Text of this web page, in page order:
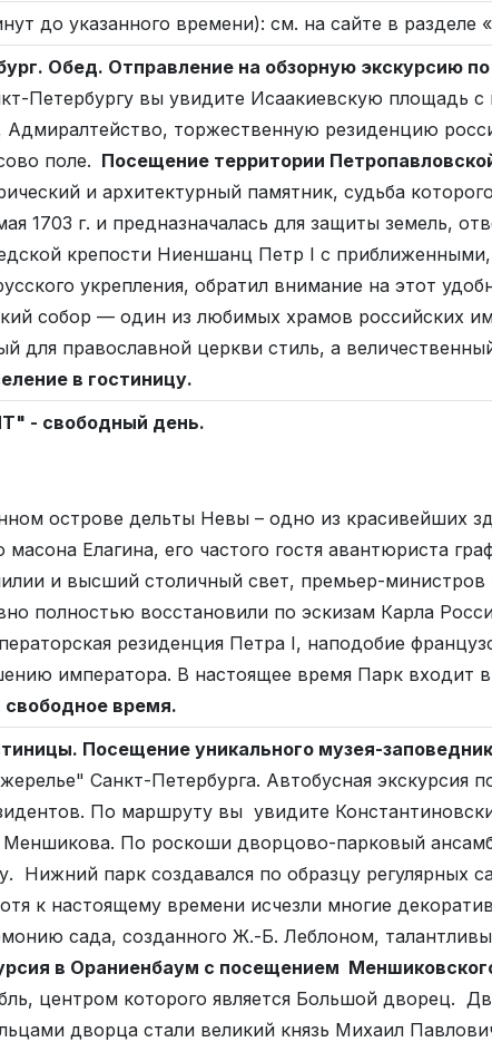
до указанного времени): см. на сайте в разделе
Обед. Отправление на обзорную экскурсию
Петербургу вы увидите Исаакиевскую площадь
торжественную резиденцию
поле. Посещение территории
и архитектурный памятник, судьба
1703 г. и предназначалась для защиты земель,
крепости Ниеншанц Петр I с
укрепления, обратил внимание на этот
собор — один из любимых храмов российских
для православной церкви стиль, а
в гостиницу.
- свободный день.
острове дельты Невы – одно из красивейших
Елагина, его частого гостя авантюриста
и высший столичный свет, премьер-
полностью восстановили по эскизам Карла
резиденция Петра I, наподобие
императора. В настоящее время Парк входит в
свободное время.
Посещение уникального музея-
Санкт-Петербурга. Автобусная экскурсия
По маршруту вы увидите
По роскоши дворцово-парковый
Нижний парк создавался по образцу регулярных
к настоящему времени исчезли многие
сада, созданного Ж.-Б. Леблоном,
в Ораниенбаум с посещением
центром которого является Большой дворец.
дворца стали великий князь Михаил